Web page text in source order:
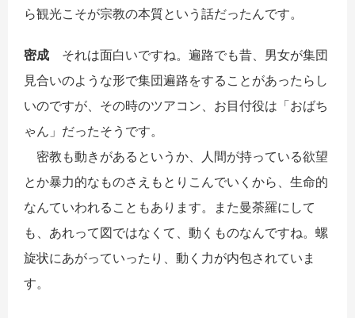
ら観光こそが宗教の本質という話だったんです。
密成 それは面白いですね。遍路でも昔、男女が集団
見合いのような形で集団遍路をすることがあったらし
いのですが、その時のツアコン、お目付役は「おばち
ゃん」だったそうです。
密教も動きがあるというか、人間が持っている欲望
とか暴力的なものさえもとりこんでいくから、生命的
なんていわれることもあります。また曼荼羅にして
も、あれって図ではなくて、動くものなんですね。螺
旋状にあがっていったり、動く力が内包されていま
す。